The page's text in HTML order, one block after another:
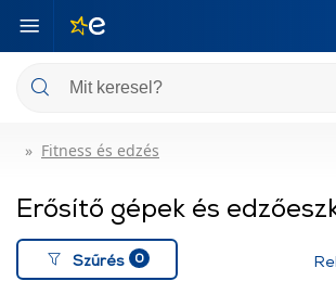
Fitness és edzés
Erősítő gépek és
Szűrés 0